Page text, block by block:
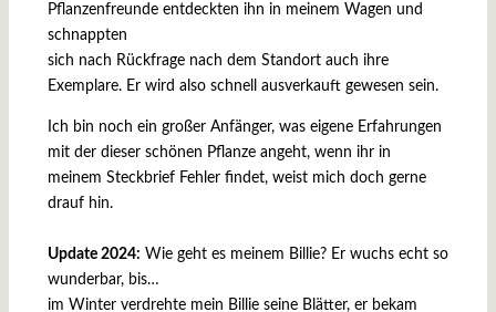
Pflanzenfreunde entdeckten ihn in meinem Wagen und
schnappten
sich nach Rückfrage nach dem Standort auch ihre
Exemplare. Er wird also schnell ausverkauft gewesen sein.
Ich bin noch ein großer Anfänger, was eigene Erfahrungen
mit der dieser schönen Pflanze angeht, wenn ihr in
meinem Steckbrief Fehler findet, weist mich doch gerne
drauf hin.
Update 2024: Wie geht es meinem Billie? Er wuchs echt so
wunderbar, bis…
im Winter verdrehte mein Billie seine Blätter, er bekam